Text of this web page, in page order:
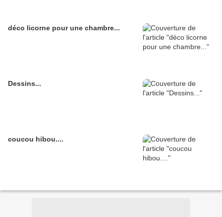
déco licorne pour une chambre...
Dessins...
coucou hibou....